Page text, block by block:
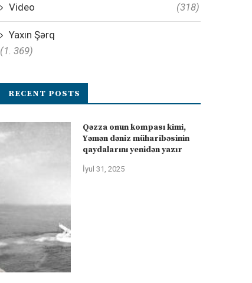
Video (318)
Yaxın Şərq
(1. 369)
RECENT POSTS
Qəzza onun kompası kimi,
Yəmən dəniz müharibəsinin
qaydalarını yenidən yazır
İyul 31, 2025